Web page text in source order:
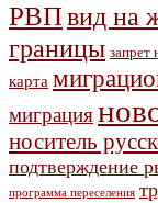
РВПвид на
границы запрет
карта
миграция
носитель
подтверждение
программа переселения